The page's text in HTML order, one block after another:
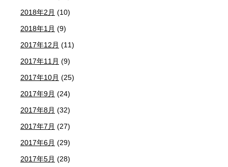
2018年2月 (10)
2018年1月 (9)
2017年12月 (11)
2017年11月 (9)
2017年10月 (25)
2017年9月 (24)
2017年8月 (32)
2017年7月 (27)
2017年6月 (29)
2017年5月 (28)